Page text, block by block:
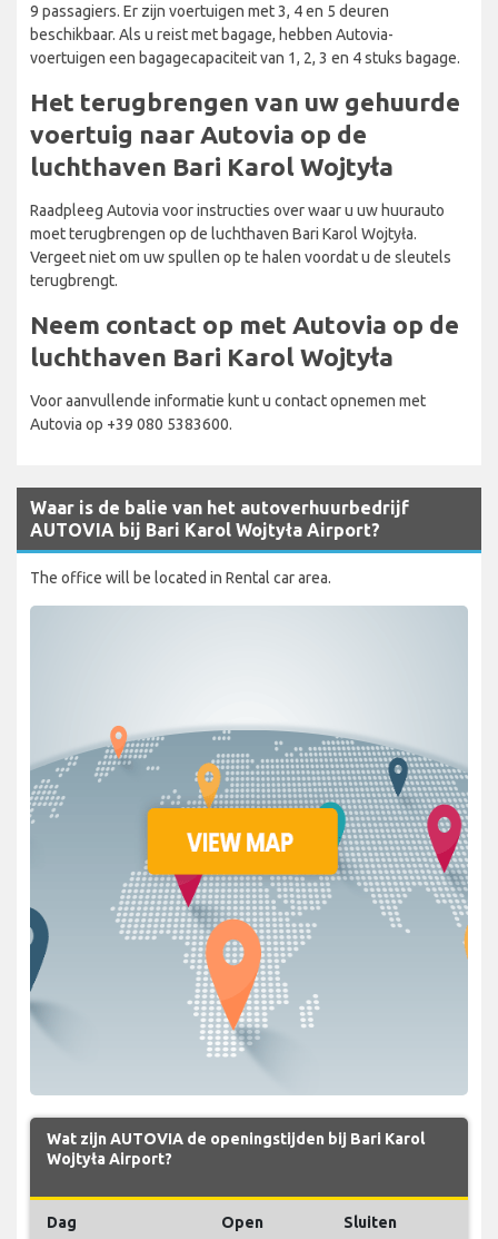
9 passagiers. Er zijn voertuigen met 3, 4 en 5 deuren
beschikbaar. Als u reist met bagage, hebben Autovia-
voertuigen een bagagecapaciteit van 1, 2, 3 en 4 stuks bagage.
Het terugbrengen van uw gehuurde
voertuig naar Autovia op de
luchthaven Bari Karol Wojtyła
Raadpleeg Autovia voor instructies over waar u uw huurauto
moet terugbrengen op de luchthaven Bari Karol Wojtyła.
Vergeet niet om uw spullen op te halen voordat u de sleutels
terugbrengt.
Neem contact op met Autovia op de
luchthaven Bari Karol Wojtyła
Voor aanvullende informatie kunt u contact opnemen met
Autovia op +39 080 5383600.
Waar is de balie van het autoverhuurbedrijf
AUTOVIA bij Bari Karol Wojtyła Airport?
The office will be located in Rental car area.
Wat zijn AUTOVIA de openingstijden bij Bari Karol
Wojtyła Airport?
Dag Open Sluiten